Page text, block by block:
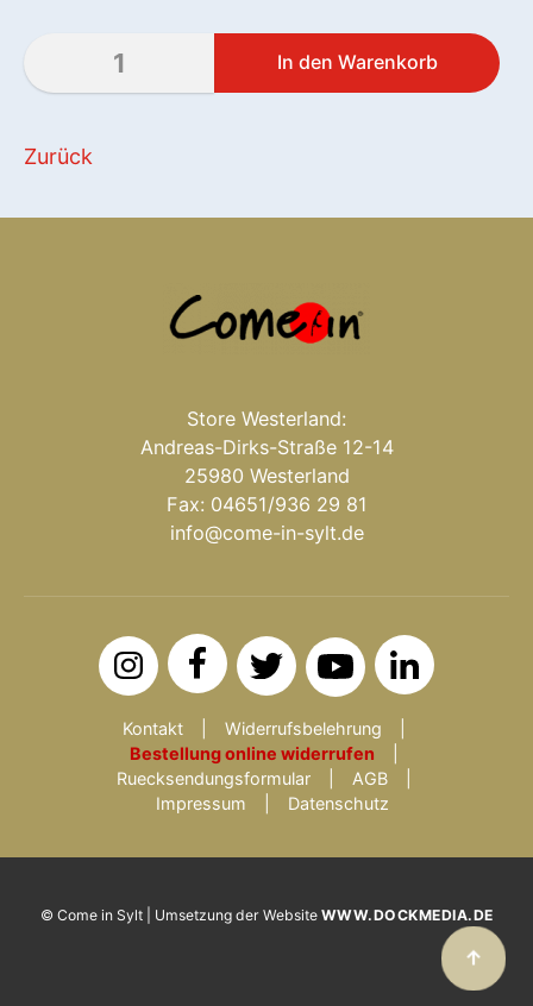
Zurück
Store Westerland:
Andreas-Dirks-Straße 12-14
25980 Westerland
Fax: 04651/936 29 81
info@come-in-sylt.de
Kontakt
Widerrufsbelehrung
Bestellung online widerrufen
Ruecksendungsformular
AGB
Impressum
Datenschutz
© Come in Sylt | Umsetzung der Website WWW.DOCKMEDIA.DE
↑